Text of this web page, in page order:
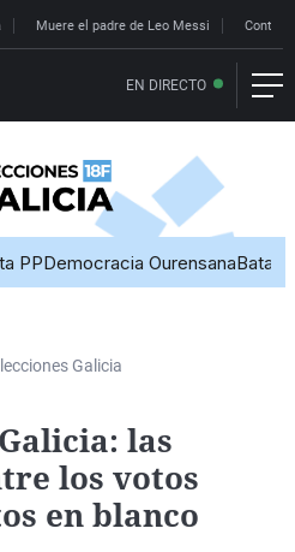
Muere el padre de Leo Messi
EN DIRECTO
Galicia
las
los votos
en blanco